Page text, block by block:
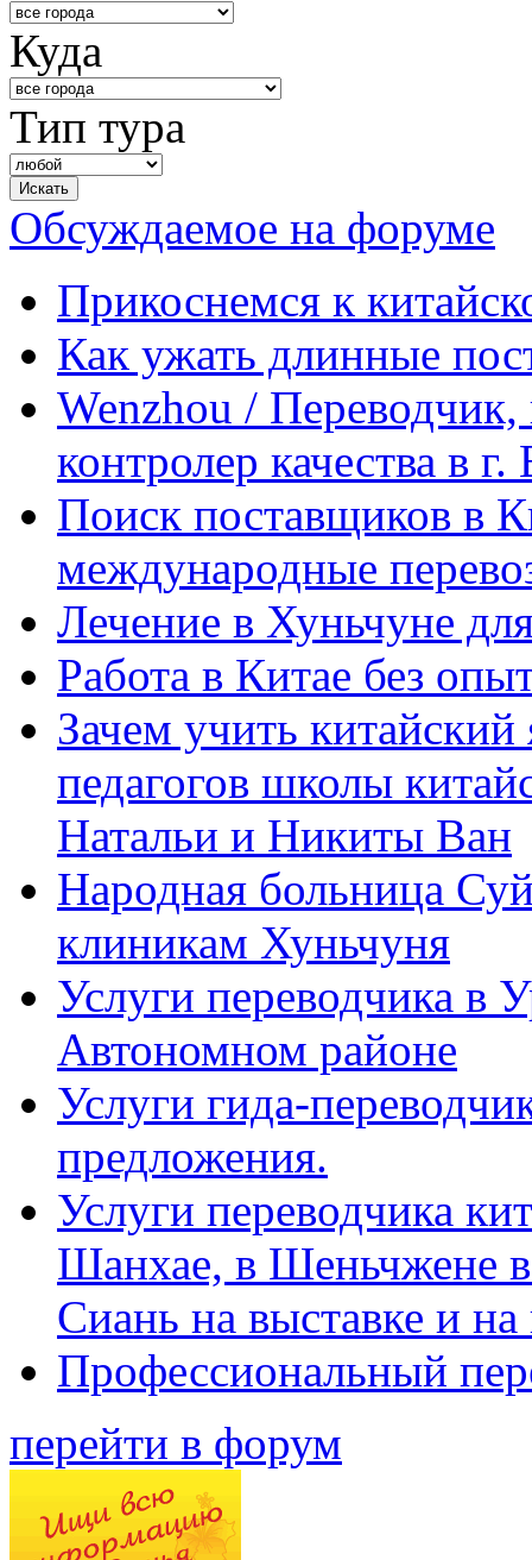
Куда
Тип тура
Обсуждаемое на форуме
Прикоснемся к
Как ужать длинные
Wenzhou / Переводчик,
контролер качества в
Поиск поставщиков в
международные
Лечение в Хуньчуне
Работа в Китае без
Зачем учить
педагогов школы
Натальи и Никиты Ван
Народная больница
клиникам Хуньчуня
Услуги переводчика в
Автономном районе
Услуги гида-
предложения.
Услуги переводчика
Шанхае, в Шеньчжене
Сиань на выставке и
Профессиональный
перейти в форум